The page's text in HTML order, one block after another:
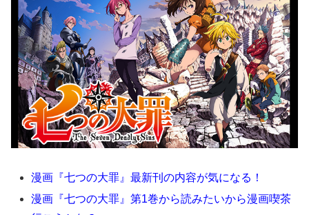
漫画『七つの大罪』最新刊の内容が気になる！
漫画『七つの大罪』第1巻から読みたいから漫画喫茶